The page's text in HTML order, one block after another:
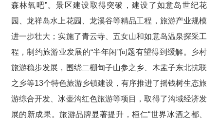
森林氧吧”。景区建设取得突破，建设了如意岛世纪花
园、龙祥岛水上花园、龙溪谷等精品工程，旅游产业规模
进一步壮大；实施了青云寺、五女山和如意岛温泉探采工
程，制约旅游业发展的“半年闲”问题有望得到缓解。乡村
旅游稳步发展，围绕二棚甸子山参之乡、木盂子东北抗联
之乡等13个特色旅游乡镇建设，有序推进了摇钱树生态旅
游综合开发、冰壶沟红色旅游等项目，取得了沟域经济发
展的新成果。旅游品牌显著提升，桓仁“世界冰酒之都、